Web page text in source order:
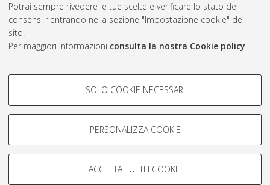
Potrai sempre rivedere le tue scelte e verificare lo stato dei
consensi rientrando nella sezione "Impostazione cookie" del
sito.
Per maggiori informazioni consulta la nostra Cookie policy.
COOKIE DI PROFILAZIONE -
Si tratta di cookie utilizzati per analizzare le caratteristiche della
navigazione degli utenti, creare profili in base al loro comportamento
Mostra cookie di profilazione
SOLO COOKIE NECESSARI
PERSONALIZZA COOKIE
ACCETTA TUTTI I COOKIE
ISSN: 2038-7946
Impostazioni Cookie
Informativa sulla privacy
Condizioni d’uso del sito